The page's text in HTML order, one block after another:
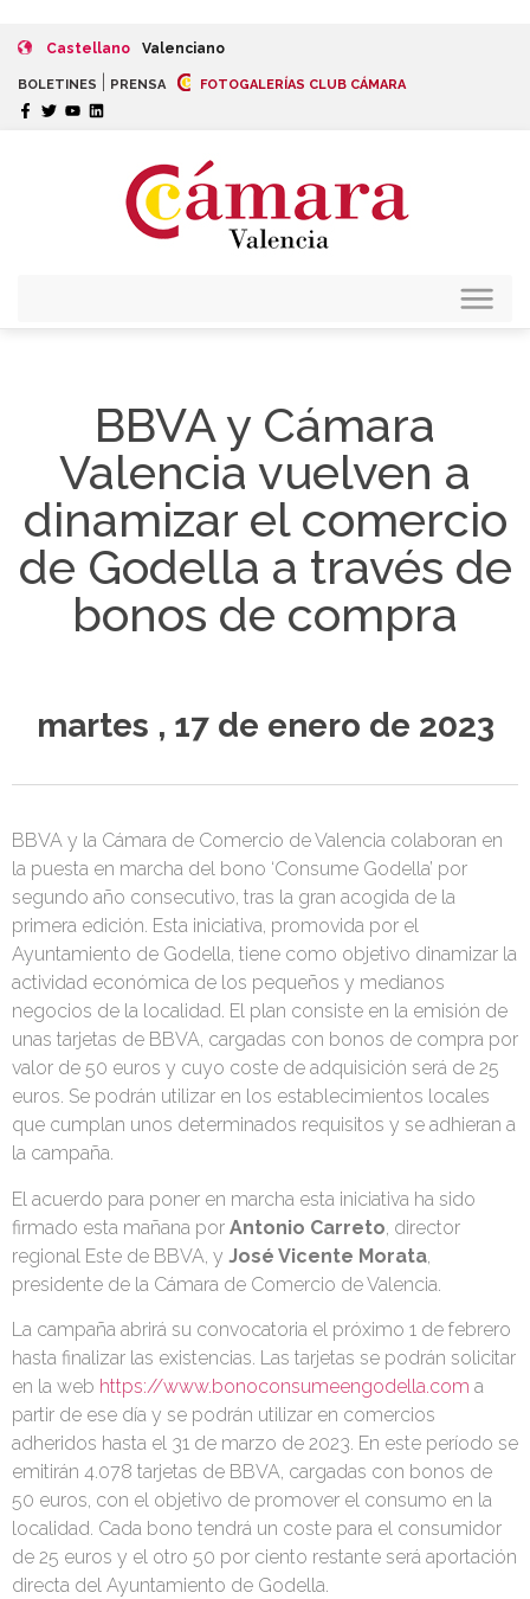
Castellano Valenciano
BOLETINES PRENSA FOTOGALERÍAS CLUB CÁMARA
BBVA y Cámara
Valencia vuelven a
dinamizar el comercio
de Godella a través de
bonos de compra
martes , 17 de enero de 2023
BBVA y la Cámara de Comercio de Valencia colaboran en
la puesta en marcha del bono ‘Consume Godella’ por
segundo año consecutivo, tras la gran acogida de la
primera edición. Esta iniciativa, promovida por el
Ayuntamiento de Godella, tiene como objetivo dinamizar la
actividad económica de los pequeños y medianos
negocios de la localidad. El plan consiste en la emisión de
unas tarjetas de BBVA, cargadas con bonos de compra por
valor de 50 euros y cuyo coste de adquisición será de 25
euros. Se podrán utilizar en los establecimientos locales
que cumplan unos determinados requisitos y se adhieran a
la campaña.
El acuerdo para poner en marcha esta iniciativa ha sido
firmado esta mañana por Antonio Carreto , director
regional Este de BBVA, y José Vicente Morata
presidente de la Cámara de Comercio de Valencia.
La campaña abrirá su convocatoria el próximo 1 de febrero
hasta finalizar las existencias. Las tarjetas se podrán solicitar
en la web https://www.bonoconsumeengodella.com a
partir de ese día y se podrán utilizar en comercios
adheridos hasta el 31 de marzo de 2023. En este período se
emitirán 4.078 tarjetas de BBVA, cargadas con bonos de
50 euros, con el objetivo de promover el consumo en la
localidad. Cada bono tendrá un coste para el consumidor
de 25 euros y el otro 50 por ciento restante será aportación
directa del Ayuntamiento de Godella.